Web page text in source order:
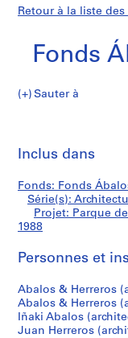
Retour à la liste des
Fonds
Sauter à
d
s
Á
a
o
&
H
e
de
las
Madrid,
Spain
(1988)
Inclus dans
Fonds: Fonds
Série(s):
Projet: Parque
1988
Personnes et
Abalos & Herreros
Abalos & Herreros
Iñaki Abalos
Juan Herreros